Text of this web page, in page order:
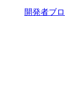
開発者ブロ